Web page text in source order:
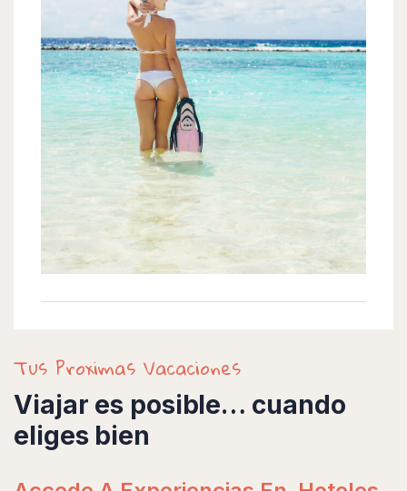
Tus Proximas Vacaciones
Viajar es posible… cuando
eliges bien